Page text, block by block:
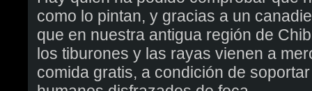
como lo pintan, y gracias a un
que en nuestra antigua región de
los tiburones y las rayas vienen a
comida gratis, a condición de